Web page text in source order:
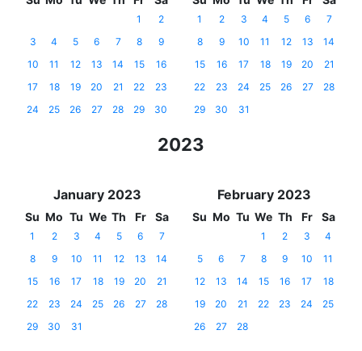
1
2
3
4 5 6 7 8
9
10
11 12 13 14 15
16
17
18 19 20 21 22
23
24
25 26 27 28 29 30
1 2 3 4 5 6
7
8
9 10 11 12 13
14
15
16 17 18 19 20
21
22
23 24 25 26 27
28
29
30 31
2023
January 2023
Su Mo Tu We Th Fr Sa
1 2 3 4 5 6
7
8
9 10 11 12 13
14
15
16 17 18 19 20
21
22
23 24 25 26 27
28
29
30 31
February 2023
Su Mo Tu We Th Fr Sa
1 2 3
4
5
6 7 8 9 10
11
12
13 14 15 16 17
18
19
20 21 22 23 24
25
26
27 28